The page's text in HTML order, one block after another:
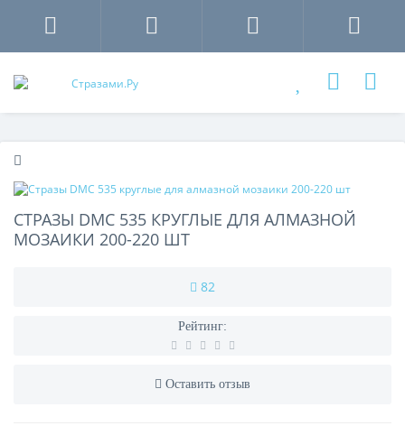
СТРАЗЫ DMC 535 КРУГЛЫЕ ДЛЯ АЛМАЗНОЙ
МОЗАИКИ 200-220 ШТ
82
Рейтинг:
Оставить отзыв